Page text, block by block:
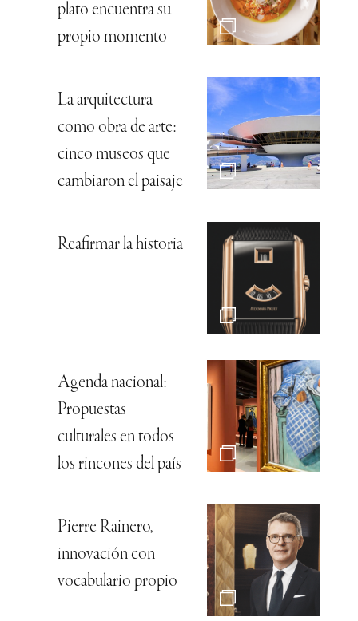
plato encuentra su
propio momento
La arquitectura
como obra de arte:
cinco museos que
cambiaron el paisaje
Reafirmar la historia
Agenda nacional:
Propuestas
culturales en todos
los rincones del país
Pierre Rainero,
innovación con
vocabulario propio